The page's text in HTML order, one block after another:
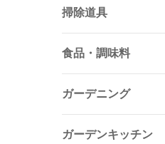
掃除道具
食品・調味料
ガーデニング
ガーデンキッチン